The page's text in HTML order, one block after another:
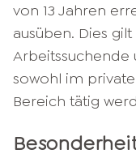
von 13 Jahren
ausüben. Dies
Arbeitssuchende
sowohl im
Bereich tätig